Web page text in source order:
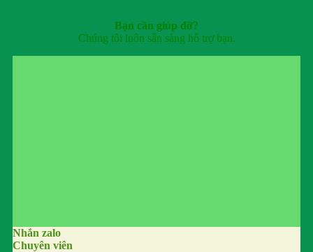
Bạn cần giúp đỡ?
Chúng tôi luôn sẵn sàng hỗ trợ bạn.
Nhắn zalo
Chuyên viên